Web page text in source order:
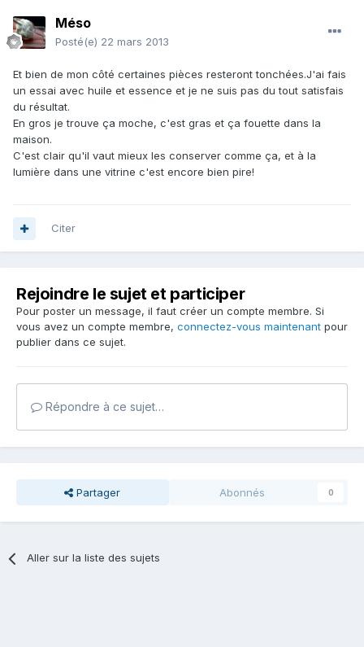
Méso
Posté(e) 22 mars 2013
Et bien de mon côté certaines pièces resteront tonchées.J'ai fais
un essai avec huile et essence et je ne suis pas du tout satisfais
du résultat.
En gros je trouve ça moche, c'est gras et ça fouette dans la
maison.
C'est clair qu'il vaut mieux les conserver comme ça, et à la
lumière dans une vitrine c'est encore bien pire!
Citer
Rejoindre le sujet et participer
Pour poster un message, il faut créer un compte membre. Si
vous avez un compte membre, connectez-vous maintenant pour
publier dans ce sujet.
Répondre à ce sujet…
Partager Abonnés 0
Aller sur la liste des sujets